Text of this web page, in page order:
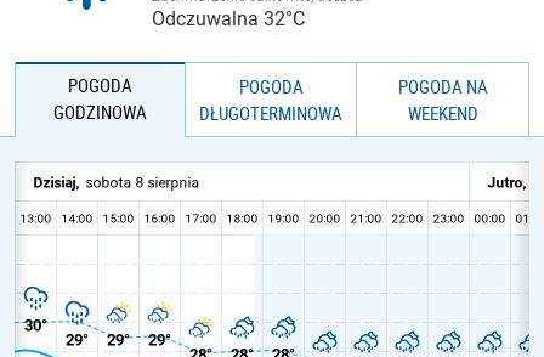
Odczuwalna 32°C
POGODA
GODZINOWA
POGODA
DŁUGOTERMINOWA
POGODA NA
WEEKEND